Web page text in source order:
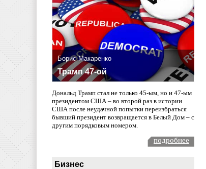
Борис Макаренко
Трамп 47-ой
Дональд Трамп стал не только 45-ым, но и 47-ым
президентом США – во второй раз в истории
США после неудачной попытки переизбраться
бывший президент возвращается в Белый Дом – с
другим порядковым номером.
подробнее
Бизнес